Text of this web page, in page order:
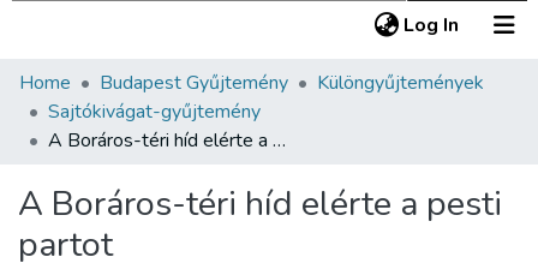
Log In (current)
Communities & Collections
All of DSpace
About us
Home Budapest Gyűjtemény
Különgyűjtemények
Sajtókivágat-gyűjtemény
A Boráros-téri híd elérte a pesti partot
A Boráros-téri híd elérte a pesti
partot